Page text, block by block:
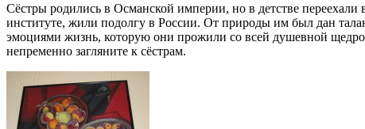
Сёстры родились в Османской империи, но в детстве
институте, жили подолгу в России. От природы им был дан
эмоциями жизнь, которую они прожили со всей душевной
непременно загляните к сёстрам.